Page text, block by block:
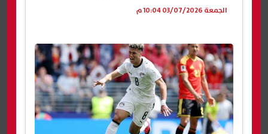
الجمعة 03/07/2026 10:04 م